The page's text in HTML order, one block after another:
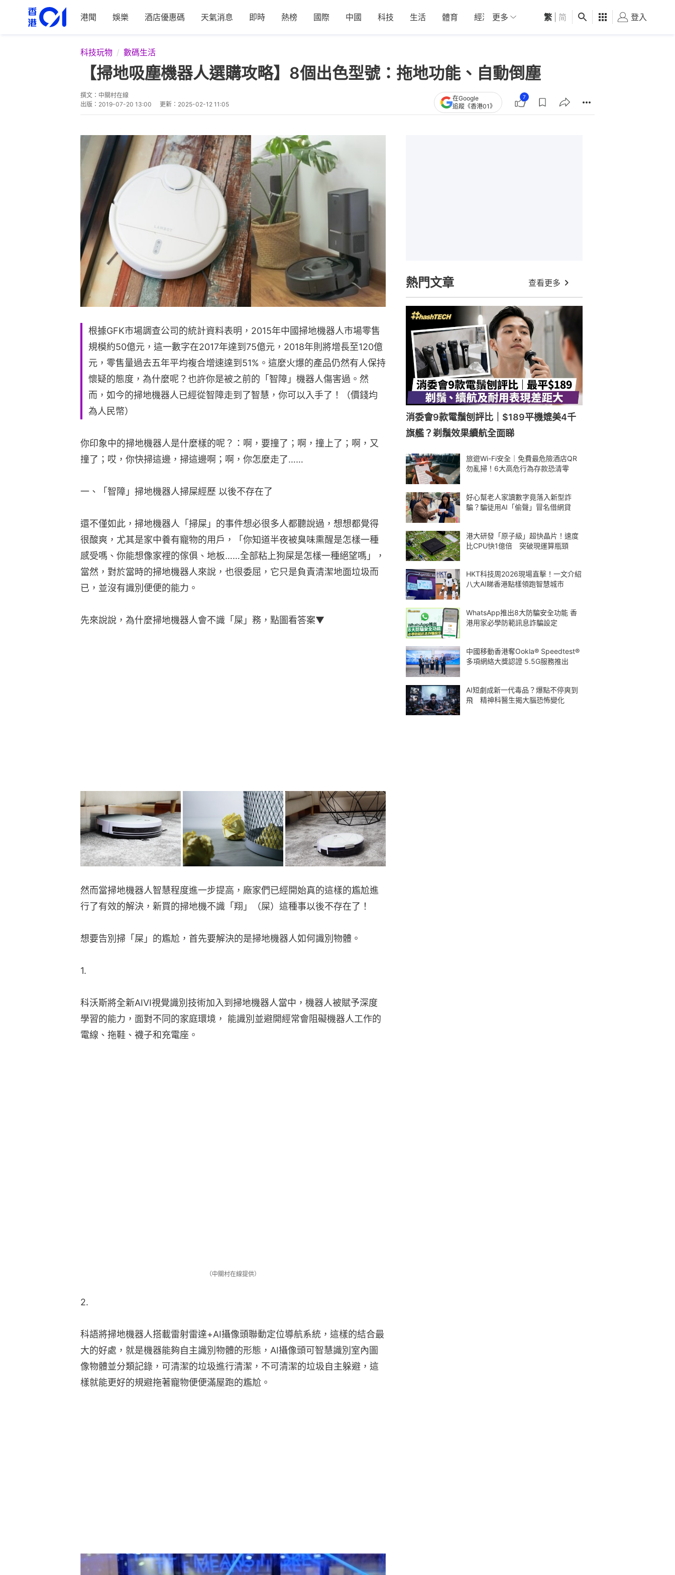
港聞 娛樂 酒店優惠碼 天氣消息 即時 熱榜 國際 中國 科技 生活 體育 經濟 01深圳 觀點 健康 好食玩飛
更多 繁 简 登入
科技玩物 數碼生活
【掃地吸塵機器人選購攻略】8個出色型號：拖地功能、自動倒塵
撰文： 中關村在線
出版： 2019-07-20 13:00 更新： 2025-02-12 11:05
在Google
追蹤《香港01》
7
根據GFK市場調查公司的統計資料表明，2015年中國掃地機器人市場零售
規模約50億元，這一數字在2017年達到75億元，2018年則將增長至120億
元，零售量過去五年平均複合增速達到51%。這麼火爆的產品仍然有人保持
懷疑的態度，為什麼呢？也許你是被之前的「智障」機器人傷害過。然
而，如今的掃地機器人已經從智障走到了智慧，你可以入手了！（價錢均
為人民幣）
你印象中的掃地機器人是什麼樣的呢？：啊，要撞了；啊，撞上了；啊，又
撞了；哎，你快掃這邊，掃這邊啊；啊，你怎麼走了……
一、「智障」掃地機器人掃屎經歷 以後不存在了
還不僅如此，掃地機器人「掃屎」的事件想必很多人都聽說過，想想都覺得
很酸爽，尤其是家中養有寵物的用戶，「你知道半夜被臭味熏醒是怎樣一種
感受嗎、你能想像家裡的傢俱、地板……全部粘上狗屎是怎樣一種絕望嗎」，
當然，對於當時的掃地機器人來說，也很委屈，它只是負責清潔地面垃圾而
已，並沒有識別便便的能力。
先來說說，為什麼掃地機器人會不識「屎」務，點圖看答案▼
然而當掃地機器人智慧程度進一步提高，廠家們已經開始真的這樣的尷尬進
行了有效的解決，新買的掃地機不識「翔」（屎）這種事以後不存在了！
想要告別掃「屎」的尷尬，首先要解決的是掃地機器人如何識別物體。
1.
科沃斯將全新AIVI視覺識別技術加入到掃地機器人當中，機器人被賦予深度
學習的能力，面對不同的家庭環境， 能識別並避開經常會阻礙機器人工作的
電線、拖鞋、襪子和充電座。
（中關村在線提供）
2.
科語將掃地機器人搭載雷射雷達+AI攝像頭聯動定位導航系統，這樣的結合最
大的好處，就是機器能夠自主識別物體的形態，AI攝像頭可智慧識別室內圖
像物體並分類記錄，可清潔的垃圾進行清潔，不可清潔的垃圾自主躲避，這
樣就能更好的規避拖著寵物便便滿屋跑的尷尬。
熱門文章 查看更多
消委會9款電鬚刨評比｜$189平機媲美4千
旗艦？剃鬚效果續航全面睇
旅遊Wi-Fi安全｜免費最危險酒店QR
勿亂掃！6大高危行為存款恐清零
好心幫老人家讀數字竟落入新型詐
騙？騙徒用AI「偷聲」冒名借網貸
港大研發「原子級」超快晶片！速度
比CPU快1億倍 突破現運算瓶頸
HKT科技周2026現場直擊！一文介紹
八大AI睇香港點樣領跑智慧城市
WhatsApp推出8大防騙安全功能 香
港用家必學防範訊息詐騙設定
中國移動香港奪Ookla® Speedtest®
多項網絡大獎認證 5.5G服務推出
AI短劇成新一代毒品？爆點不停爽到
飛 精神科醫生揭大腦恐怖變化